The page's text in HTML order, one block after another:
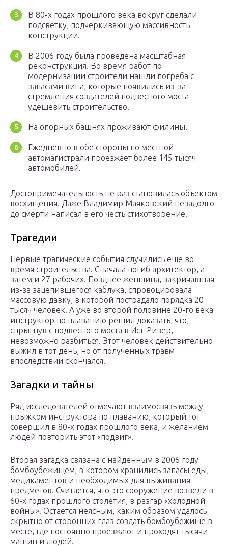
В 80-х годах прошлого века вокруг сделали
подсветку, подчеркивающую массивность
конструкции.
В 2006 году была проведена масштабная
реконструкция. Во время работ по
модернизации строители нашли погреба с
запасами вина, которые появились из-за
стремления создателей подвесного моста
удешевить строительство.
На опорных башнях проживают филины.
Ежедневно в обе стороны по местной
автомагистрали проезжает более 145 тысяч
автомобилей.
Достопримечательность не раз становилась объектом
восхищения. Даже Владимир Маяковский незадолго
до смерти написал в его честь стихотворение.
Трагедии
Первые трагические события случились еще во
время строительства. Сначала погиб архитектор, а
затем и 27 рабочих. Позднее женщина, закричавшая
из-за зацепившегося каблука, спровоцировала
массовую давку, в которой пострадало порядка 20
тысяч человек. А уже во второй половине 20-го века
инструктор по плаванию решил доказать, что,
спрыгнув с подвесного моста в Ист-Ривер,
невозможно разбиться. Этот человек действительно
выжил в тот день, но от полученных травм
впоследствии скончался.
Загадки и тайны
Ряд исследователей отмечают взаимосвязь между
прыжком инструктора по плаванию, который тот
совершил в 80-х годах прошлого века, и желанием
людей повторить этот «подвиг».
Вторая загадка связана с найденным в 2006 году
бомбоубежищем, в котором хранились запасы еды,
медикаментов и необходимых для выживания
предметов. Считается, что это сооружение возвели в
60-х годах прошлого столетия, в разгар «холодной
войны». Остается неясным, каким образом удалось
скрытно от сторонних глаз создать бомбоубежище в
месте, где постоянно проезжают и проходят тысячи
машин и людей.